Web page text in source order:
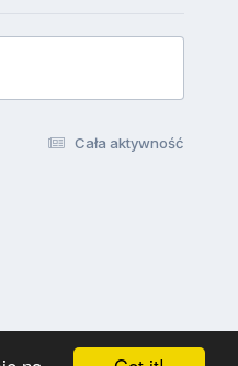
Cała aktywność